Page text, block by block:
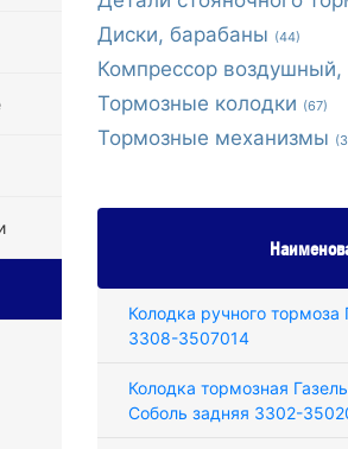
Диски, барабаны (44)
Компрессор
Тормозные колодки (67)
Тормозные механизмы
Колодка ручного
3308-3507014
Колодка тормозная
Соболь задняя 3302-